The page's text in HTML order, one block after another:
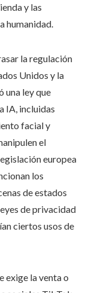
y las
humanidad.
la regulación
Unidos y la
una ley que
IA, incluidas
facial y
el
europea
los
de estados
de privacidad
ciertos usos de
exige la venta o